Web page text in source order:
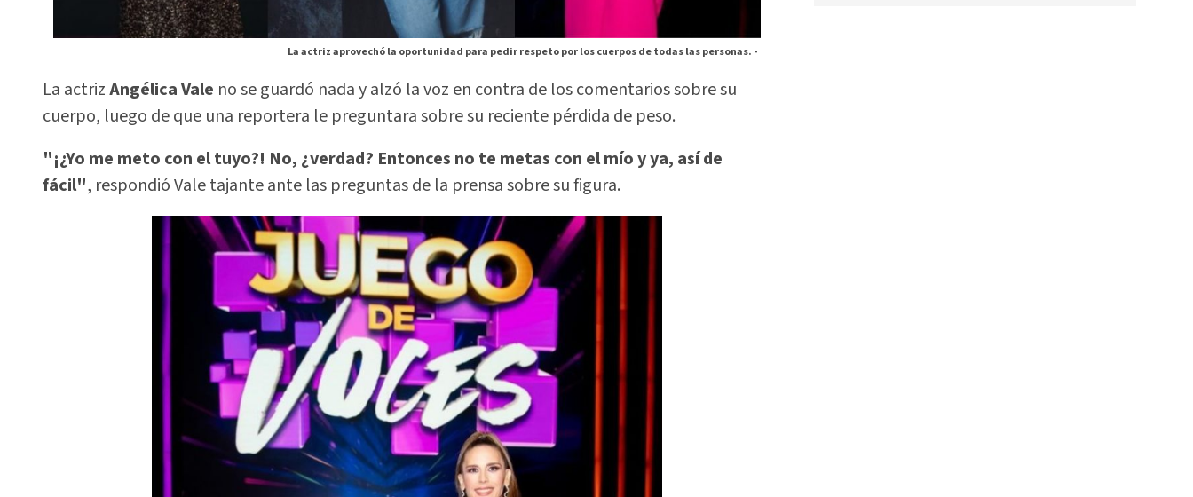
La actriz aprovechó la oportunidad para pedir respeto por los cuerpos de todas las personas. -
La actrizAngélica Vale no se guardó nada y alzó la voz en contra de los comentarios sobre su
cuerpo, luego de que una reportera le preguntara sobre su reciente pérdida de peso.
"¡¿Yo me meto con el tuyo?! No, ¿verdad? Entonces no te metas con el mío y ya, así de
fácil", respondió Vale tajante ante las preguntas de la prensa sobre su figura.